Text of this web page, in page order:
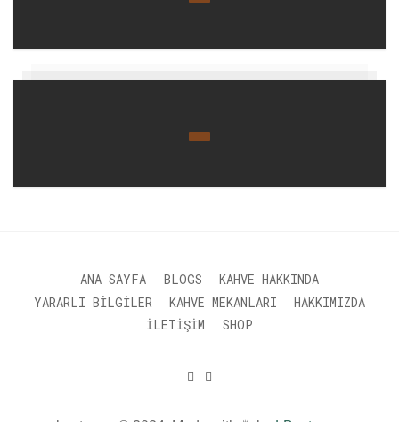
ANA SAYFA BLOGS
KAHVE HAKKINDA
YARARLI BILGILER
KAHVE MEKANLARI
HAKKIMIZDA
İLETIŞIM
SHOP